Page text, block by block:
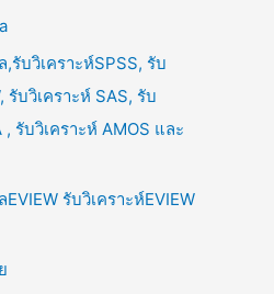
รับวิเคราะห์SPSS, รับ
รับวิเคราะห์ SAS, รับ
, รับวิเคราะห์ AMOS และ
รับวิเคราะห์EVIEW